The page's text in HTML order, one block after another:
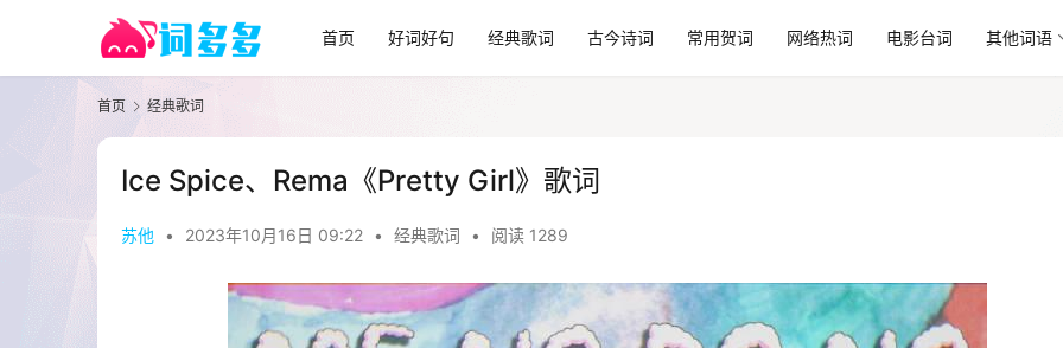
首页 好词好句 经典歌词 古今诗词 常用贺词 网络热词 电影台词 其他词语
首页 经典歌词
Ice Spice、Rema《Pretty Girl》歌词
苏他 • 2023年10月16日 09:22 • 经典歌词 • 阅读 1289